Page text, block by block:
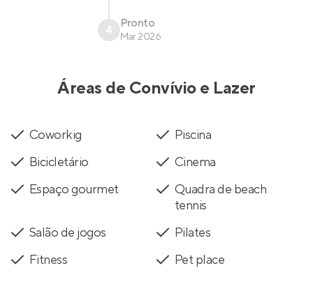
4 Pronto
Mar 2026
Áreas de Convívio e Lazer
Coworkig
Piscina
Bicicletário
Cinema
Espaço gourmet
Quadra de beach
tennis
Salão de jogos
Pilates
Fitness
Pet place